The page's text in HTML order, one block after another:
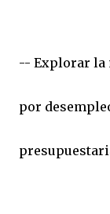
-- Explorar la
por